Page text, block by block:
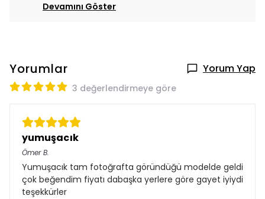
Devamını Göster
Yorumlar Yorum Yap
3 değerlendirmeye göre
yumuşacık
Ömer B.
Yumuşacık tam fotoğrafta göründüğü modelde geldi
çok beğendim fiyatı dabaşka yerlere göre gayet iyiydi
teşekkürler